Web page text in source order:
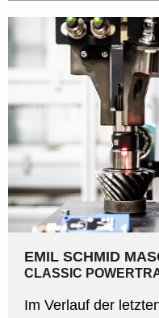
EMIL SCHMID
CLASSIC
Im Verlauf der